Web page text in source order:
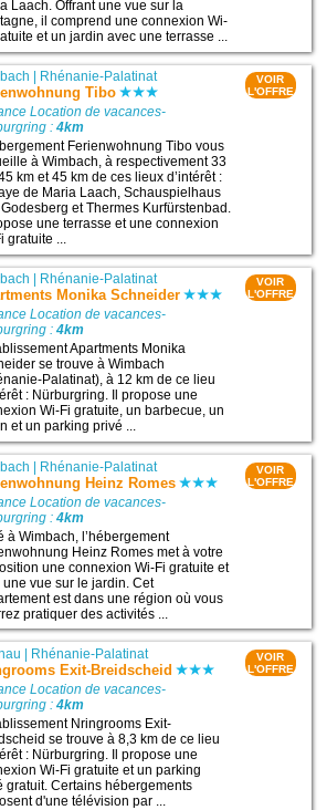
Laach. Offrant une vue sur la
il comprend une connexion Wi-
et un jardin avec une terrasse ...
Rhénanie-Palatinat
Tibo
Location de vacances-
:4km
Ferienwohnung Tibo vous
à Wimbach, à respectivement 33
km et 45 km de ces lieux d’intérêt :
de Maria Laach, Schauspielhaus
Godesberg et Thermes Kurfürstenbad.
une terrasse et une connexion
gratuite ...
VOIR
L'OFFRE
Rhénanie-Palatinat
Monika Schneider
Location de vacances-
:4km
Apartments Monika
se trouve à Wimbach
Palatinat), à 12 km de ce lieu
: Nürburgring. Il propose une
Wi-Fi gratuite, un barbecue, un
et un parking privé ...
VOIR
L'OFFRE
| Rhénanie-Palatinat
Heinz Romes
Location de vacances-
:4km
à Wimbach, l’hébergement
Heinz Romes met à votre
une connexion Wi-Fi gratuite et
une vue sur le jardin. Cet
est dans une région où vous
pratiquer des activités ...
VOIR
L'OFFRE
| Rhénanie-Palatinat
Exit-Breidscheid
Location de vacances-
:4km
Nringrooms Exit-
se trouve à 8,3 km de ce lieu
: Nürburgring. Il propose une
Wi-Fi gratuite et un parking
gratuit. Certains hébergements
d'une télévision par ...
VOIR
L'OFFRE